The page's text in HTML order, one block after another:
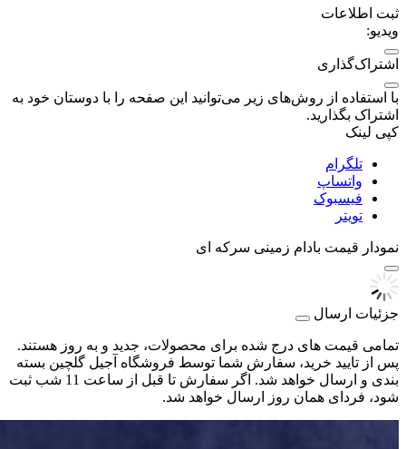
ثبت اطلاعات
ویدیو:
اشتراک‌گذاری
با استفاده از روش‌های زیر می‌توانید این صفحه را با دوستان خود به
اشتراک بگذارید.
کپی لینک
تلگرام
واتساپ
فیسبوک
تویتر
نمودار قیمت بادام زمینی سرکه ای
جزئیات ارسال
تمامی قیمت های درج شده برای محصولات، جدید و به روز هستند.
پس از تایید خرید، سفارش شما توسط فروشگاه آجیل گلچین بسته
بندی و ارسال خواهد شد. اگر سفارش تا قبل از ساعت 11 شب ثبت
شود، فردای همان روز ارسال خواهد شد.